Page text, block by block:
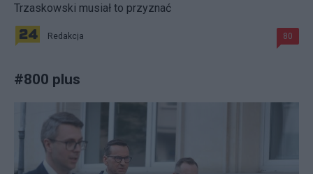
Trzaskowski musiał to przyznać
Redakcja 80
#800 plus